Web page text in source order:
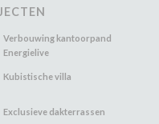
Verbouwing kantoorpand
Energielive
Kubistische villa
Exclusieve dakterrassen